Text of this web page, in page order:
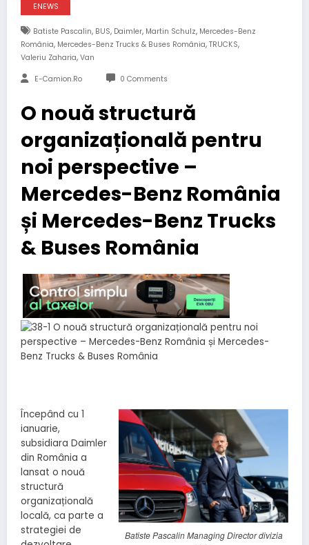
ENEWS
Batiste Pascalin, BUS, Daimler, Martin Schulz, Mercedes-Benz
România, Mercedes-Benz Trucks & Buses România, TRUCKS,
Valeriu Zaharia, Van
E-Camion.ro 0 Comments
O nouă structură
organizațională pentru
noi perspective –
Mercedes-Benz România
și Mercedes-Benz Trucks
& Buses România
Batiste Pascalin Managing Director divizia
Începând cu 1
ianuarie,
subsidiara Daimler
din România a
lansat o nouă
structură
organizațională
locală, ca parte a
strategiei de